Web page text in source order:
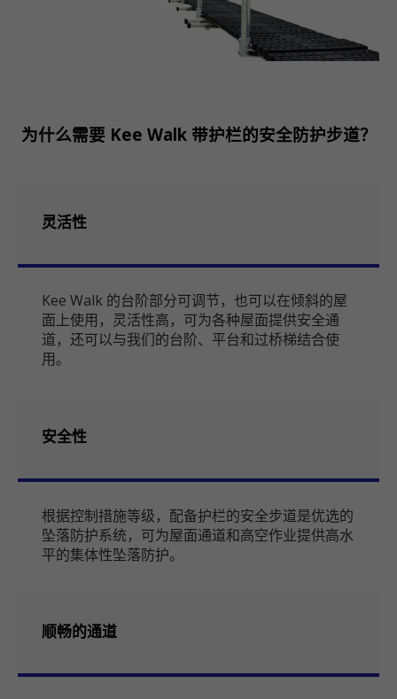
为什么需要 Kee Walk 带护栏的安全防护步道？
灵活性
Kee Walk 的台阶部分可调节，也可以在倾斜的屋
面上使用，灵活性高，可为各种屋面提供安全通
道，还可以与我们的台阶、平台和过桥梯结合使
用。
安全性
根据控制措施等级，配备护栏的安全步道是优选的
坠落防护系统，可为屋面通道和高空作业提供高水
平的集体性坠落防护。
顺畅的通道